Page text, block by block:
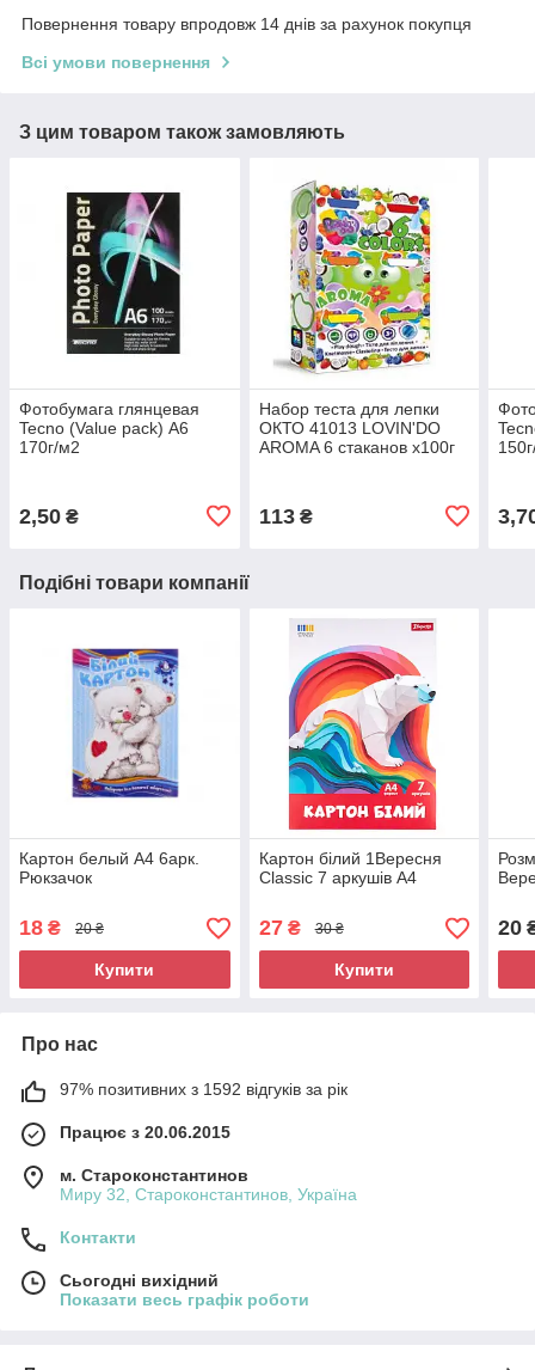
Повернення товару впродовж 14 днів за рахунок покупця
Всі умови повернення
З цим товаром також замовляють
Фотобумага глянцевая
Tecno (Value pack) А6
170г/м2
2,50 ₴
Набор теста для лепки
ОКТО 41013 LOVIN'DO
AROMA 6 стаканов х100г
113₴
Подібні товари компанії
Картон белый А4 6арк.
Рюкзачок
18 ₴ 20 ₴
Купити
Картон білий 1Вересня
Classic 7 аркушів А4
27₴ 30 ₴
Купити
20
Про нас
97% позитивних з 1592 відгуків за рік
Працює з 20.06.2015
м. Староконстантинов
Миру 32, Староконстантинов, Україна
Контакти
Сьогодні вихідний
Показати весь графік роботи